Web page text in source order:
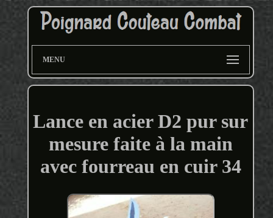
MENU
Lance en acier D2 pur sur
mesure faite à la main
avec fourreau en cuir 34